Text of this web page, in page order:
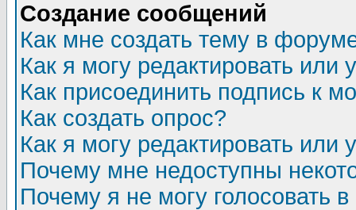
Создание сообщений
Как мне создать тему в
Как я могу редактировать или
Как присоединить подпись к
Как создать опрос?
Как я могу редактировать или
Почему мне недоступны
Почему я не могу голосовать